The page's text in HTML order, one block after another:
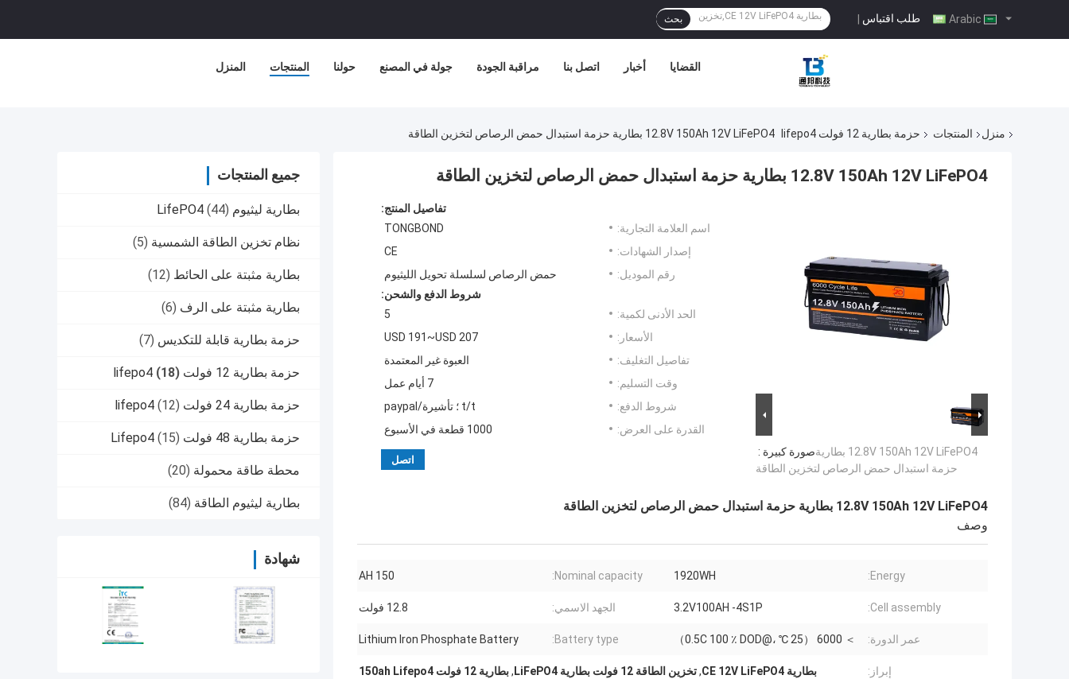
طلب اقتباس | بحث
المنزل المنتجات حولنا جولة في المصنع مراقبة الجودة اتصل بنا أخبار القضايا
منزل المنتجات حزمة بطارية 12 فولت lifepo4 12.8V 150Ah 12V LiFePO4 بطارية حزمة استبدال حمض الرصاص لتخزين الطاقة
جميع المنتجات
بطارية ليثيوم LifePO4 (44)
نظام تخزين الطاقة الشمسية (5)
بطارية مثبتة على الحائط (12)
بطارية مثبتة على الرف (6)
حزمة بطارية قابلة للتكديس (7)
حزمة بطارية 12 فولت lifepo4 (18)
حزمة بطارية 24 فولت lifepo4 (12)
حزمة بطارية 48 فولت Lifepo4 (15)
محطة طاقة محمولة (20)
بطارية ليثيوم الطاقة (84)
شهادة
12.8V 150Ah 12V LiFePO4 بطارية حزمة استبدال حمض الرصاص لتخزين الطاقة
صورة كبيرة :12.8V 150Ah 12V LiFePO4 بطارية
حزمة استبدال حمض الرصاص لتخزين الطاقة
تفاصيل المنتج:
اسم العلامة التجارية:
TONGBOND
إصدار الشهادات:
CE
رقم الموديل:
حمض الرصاص لسلسلة تحويل الليثيوم
شروط الدفع والشحن:
الحد الأدنى لكمية:
5
الأسعار:
USD 191~USD 207
تفاصيل التغليف:
العبوة غير المعتمدة
وقت التسليم:
7 أيام عمل
شروط الدفع:
t/t ؛ تأشيرة/paypal
القدرة على العرض:
1000 قطعة في الأسبوع
اتصل
12.8V 150Ah 12V LiFePO4 بطارية حزمة استبدال حمض الرصاص لتخزين الطاقة
وصف
Energy:
1920WH
Nominal capacity:
150 AH
Cell assembly:
3.2V100AH -4S1P الجهد الاسمي: 12.8 فولت
عمر الدورة: ＞ 6000 （25 ℃ ،@0.5C 100 ٪ DOD） Battery type:
Lithium Iron Phosphate Battery
إبراز: بطارية CE 12V LiFePO4 ,تخزين الطاقة 12 فولت بطارية LiFePO4 ,بطارية 12 فولت 150ah Lifepo4